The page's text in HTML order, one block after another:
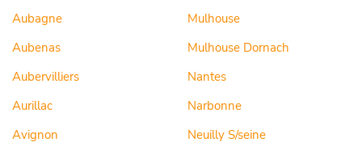
Aubagne
Aubenas
Aubervilliers
Aurillac
Avignon
Mulhouse
Mulhouse Dornach
Nantes
Narbonne
Neuilly S/seine